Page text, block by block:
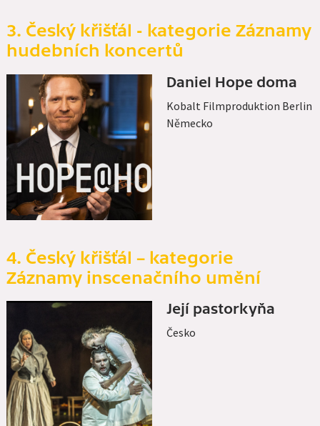
3. Český křišťál - kategorie Záznamy
hudebních koncertů
Daniel Hope doma
Kobalt Filmproduktion Berlin
Německo
4. Český křišťál – kategorie
Záznamy inscenačního umění
Její pastorkyňa
Česko